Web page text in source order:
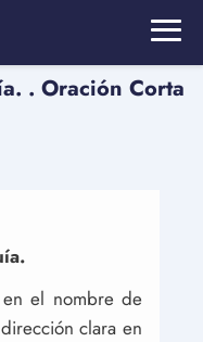
. Oración Corta
el nombre de
clara en